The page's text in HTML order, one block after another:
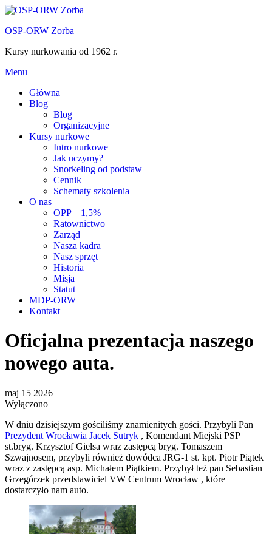
Przejdź
treści
OSP-ORW Zorba
Kursy nurkowania od 1962 r.
Menu
Główna
Blog
Blog
Organizacyjne
Kursy nurkowe
Intro nurkowe
Jak uczymy?
Snorkeling od podstaw
Cennik
Schematy szkolenia
O nas
OPP – 1,5%
Ratownictwo
Zarząd
Nasza kadra
Nasz sprzęt
Historia
Misja
Statut
MDP-ORW
Kontakt
Oficjalna prezentacja naszego
nowego auta.
maj 15 2026
Wyłączono
W dniu dzisiejszym gościliśmy znamienitych gości. Przybyli Pan
Prezydent Wrocławia Jacek Sutryk , Komendant Miejski PSP
st.bryg. Krzysztof Gielsa wraz zastępcą bryg. Tomaszem
Szwajnosem, przybyli również dowódca JRG-1 st. kpt. Piotr Piątek
wraz z zastępcą asp. Michałem Piątkiem. Przybył też pan Sebastian
Grzegórzek przedstawiciel VW Centrum Wrocław , które
dostarczyło nam auto.